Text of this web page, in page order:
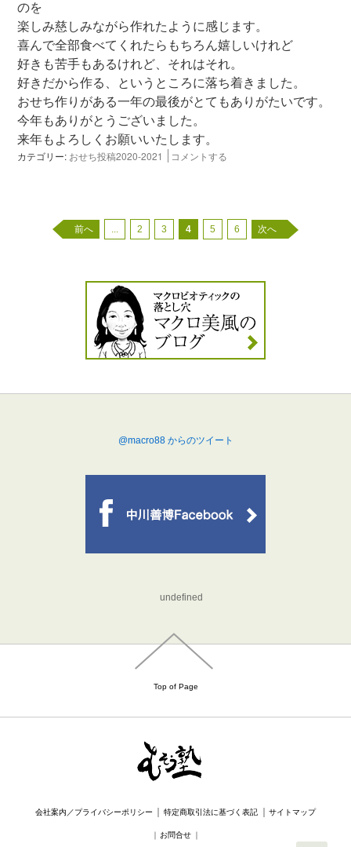
のを
楽しみ慈しみながら作れたように感じます。
喜んで全部食べてくれたらもちろん嬉しいけれど
好きも苦手もあるけれど、それはそれ。
好きだから作る、というところに落ち着きました。
おせち作りがある一年の最後がとてもありがたいです。
今年もありがとうございました。
来年もよろしくお願いいたします。
カテゴリー: おせち投稿2020-2021 コメントする
前へ ... 2 3 4 5 6 次へ
@macro88 からのツイート
undefined
Top of Page
会社案内／プライバシーポリシー ｜ 特定商取引法に基づく表記 ｜サイトマップ
｜ お問合せ ｜